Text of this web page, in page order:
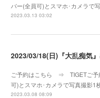
バー(全員可)とスマホ･カメラで
2023.03.13 03:02
2023/03/18(日)『大乱痴気
ご予約はこちら ⇒ TIGETご予
可)とスマホ･カメラで写真撮影1
2023.03.08 08:09